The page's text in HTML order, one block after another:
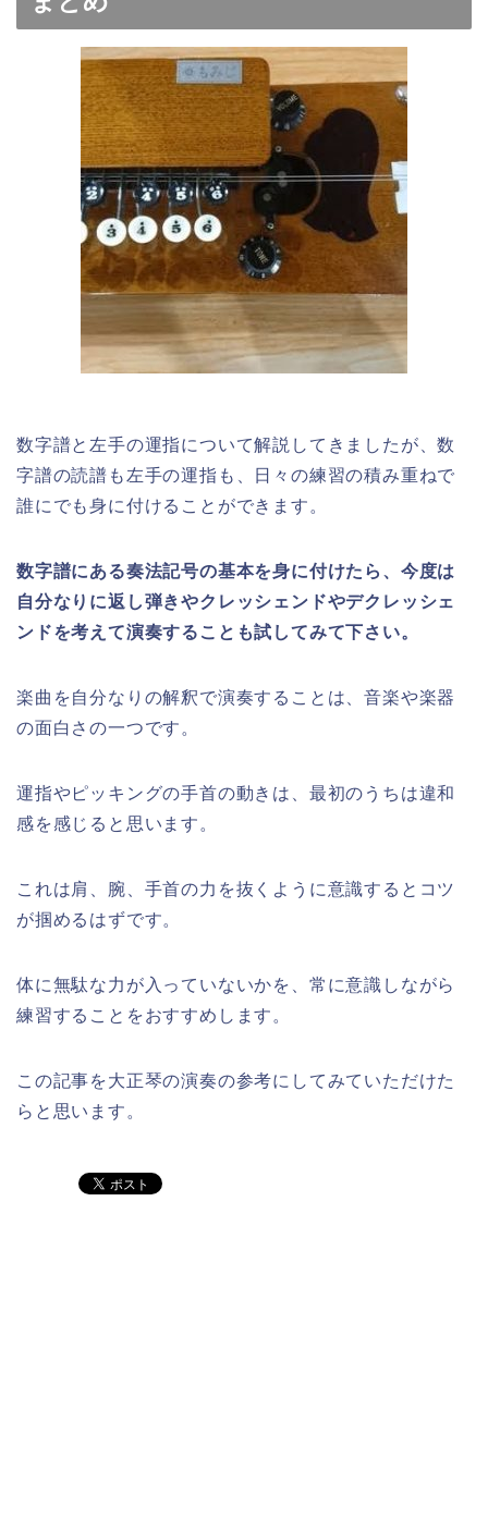
数字譜と左手の運指について解説してきましたが、数
字譜の読譜も左手の運指も、日々の練習の積み重ねで
誰にでも身に付けることができます。
数字譜にある奏法記号の基本を身に付けたら、今度は
自分なりに返し弾きやクレッシェンドやデクレッシェ
ンドを考えて演奏することも試してみて下さい。
楽曲を自分なりの解釈で演奏することは、音楽や楽器
の面白さの一つです。
運指やピッキングの手首の動きは、最初のうちは違和
感を感じると思います。
これは肩、腕、手首の力を抜くように意識するとコツ
が掴めるはずです。
体に無駄な力が入っていないかを、常に意識しながら
練習することをおすすめします。
この記事を大正琴の演奏の参考にしてみていただけた
らと思います。